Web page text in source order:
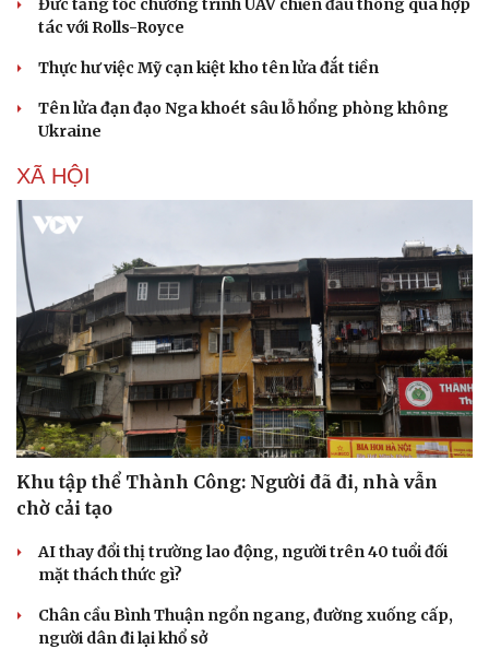
Dinh dưỡng - món ngon
Cây thuốc
Sản phụ khoa
Nhi khoa
Nam khoa
Làm đẹp - giảm cân
Phòng mạch online
Ăn sạch sống khỏe
Blog
Đức tăng tốc chương trình UAV chiến đấu thông qua hợp
tác với Rolls-Royce
Thực hư việc Mỹ cạn kiệt kho tên lửa đắt tiền
Tên lửa đạn đạo Nga khoét sâu lỗ hổng phòng không
Ukraine
XÃ HỘI
Khu tập thể Thành Công: Người đã đi, nhà vẫn
chờ cải tạo
AI thay đổi thị trường lao động, người trên 40 tuổi đối
mặt thách thức gì?
Chân cầu Bình Thuận ngổn ngang, đường xuống cấp,
người dân đi lại khổ sở